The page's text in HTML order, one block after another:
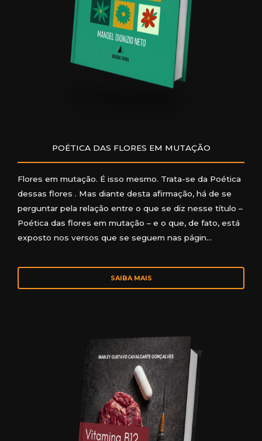
POÉTICA DAS FLORES EM MUTAÇÃO
Flores em mutação. É isso mesmo. Trata-se da Poética
dessas flores . Mas diante desta afirmação, há de se
perguntar pela relação entre o que se diz nesse título –
Poética das flores em mutação – e o que, de fato, está
exposto nos versos que se seguem nas págin…
SAIBA MAIS